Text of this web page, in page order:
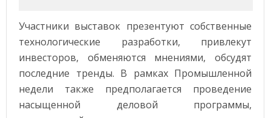
Участники выставок презентуют собственные
технологические разработки, привлекут
инвесторов, обменяются мнениями, обсудят
последние тренды. В рамках Промышленной
недели также предполагается проведение
насыщенной деловой программы,